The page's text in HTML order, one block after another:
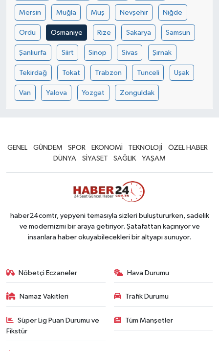
Mersin Muğla Muş Nevşehir Niğde
Ordu Osmaniye Rize Sakarya Samsun
Şanlıurfa Siirt Sinop Sivas Şırnak
Tekirdağ Tokat Trabzon Tunceli Uşak
Van Yalova Yozgat Zonguldak
GENEL GÜNDEM SPOR EKONOMİ TEKNOLOJİ
ÖZEL HABER
DÜNYA
SİYASET SAĞLIK YAŞAM
haber24comtr, yepyeni temasıyla sizleri buluştururken, sadelik
ve modernizmi bir araya getiriyor. Şatafattan kaçınıyor ve
insanlara haber okuyabilecekleri bir altyapı sunuyor.
Nöbetçi Eczaneler Hava Durumu
Namaz Vakitleri Trafik Durumu
Süper Lig Puan Durumu ve
Fikstür
Tüm Manşetler